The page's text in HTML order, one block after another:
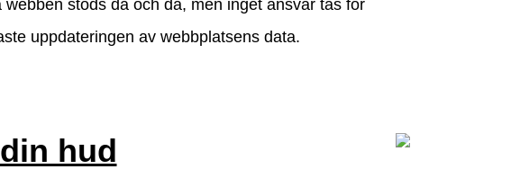
stöds då och då, men inget ansvar tas för
uppdateringen av webbplatsens data.
hud